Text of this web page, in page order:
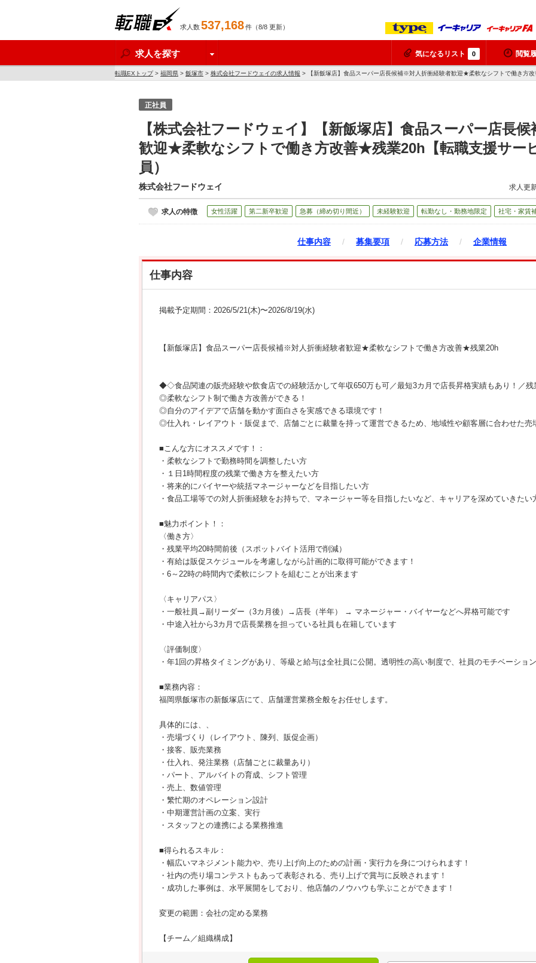
求人数537,168件（8/8 更新）
求人を探す 気になるリスト 0 閲覧
転職EXトップ> 福岡県 > 飯塚市 > 株式会社フードウェイの求人情報 > 【新飯塚店】食品スーパー店長候補※対人折衝経験者歓迎★柔軟なシフトで働き方
正社員
【株式会社フードウェイ】【新飯塚店】食品スーパー店長
歓迎★柔軟なシフトで働き方改善★残業20h【転職支援サー
員）
株式会社フードウェイ 求人更
求人の特徴 女性活躍 第二新卒歓迎 急募（締め切り間近） 未経験歓迎 転勤なし・勤務地限定 社宅・家賃
仕事内容 / 募集要項 / 応募方法 / 企業情報
仕事内容
掲載予定期間：2026/5/21(木)〜2026/8/19(水)
【新飯塚店】食品スーパー店長候補※対人折衝経験者歓迎★柔軟なシフトで働き方改善★残業20h
◆◇食品関連の販売経験や飲食店での経験活かして年収650万も可／最短3カ月で店長昇格実績もあり！／
◎柔軟なシフト制で働き方改善ができる！
◎自分のアイデアで店舗を動かす面白さを実感できる環境です！
◎仕入れ・レイアウト・販促まで、店舗ごとに裁量を持って運営できるため、地域性や顧客層に合わせた売
■こんな方にオススメです！：
・柔軟なシフトで勤務時間を調整したい方
・１日1時間程度の残業で働き方を整えたい方
・将来的にバイヤーや統括マネージャーなどを目指したい方
・食品工場等での対人折衝経験をお持ちで、マネージャー等を目指したいなど、キャリアを深めていきたい
■魅力ポイント！：
〈働き方〉
・残業平均20時間前後（スポットバイト活用で削減）
・有給は販促スケジュールを考慮しながら計画的に取得可能ができます！
・6～22時の時間内で柔軟にシフトを組むことが出来ます
〈キャリアパス〉
・一般社員→副リーダー（3カ月後）→店長（半年） → マネージャー・バイヤーなどへ昇格可能です
・中途入社から3カ月で店長業務を担っている社員も在籍しています
〈評価制度〉
・年1回の昇格タイミングがあり、等級と給与は全社員に公開。透明性の高い制度で、社員のモチベーショ
■業務内容：
福岡県飯塚市の新飯塚店にて、店舗運営業務全般をお任せします。
具体的には、、
・売場づくり（レイアウト、陳列、販促企画）
・接客、販売業務
・仕入れ、発注業務（店舗ごとに裁量あり）
・パート、アルバイトの育成、シフト管理
・売上、数値管理
・繁忙期のオペレーション設計
・中期運営計画の立案、実行
・スタッフとの連携による業務推進
■得られるスキル：
・幅広いマネジメント能力や、売り上げ向上のための計画・実行力を身につけられます！
・社内の売り場コンテストもあって表彰される、売り上げで賞与に反映されます！
・成功した事例は、水平展開をしており、他店舗のノウハウも学ぶことができます！
変更の範囲：会社の定める業務
【チーム／組織構成】